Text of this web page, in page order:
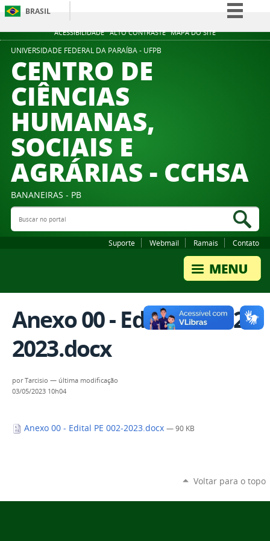
ACESSIBILIDADE ALTO CONTRASTE MAPA DO SITE
BRASIL
Simplifique!
UNIVERSIDADE FEDERAL DA PARAÍBA - UFPB
CENTRO DE
CIÊNCIAS
HUMANAS,
SOCIAIS E
AGRÁRIAS - CCHSA
BANANEIRAS - PB
Buscar no portal
Suporte Webmail Ramais Contato
Anexo 00 - Edital PE 002-
2023.docx
porTarcisio — última modificação
03/05/2023 10h04
Anexo 00 - Edital PE 002-2023.docx — 90 KB
Voltar para o topo